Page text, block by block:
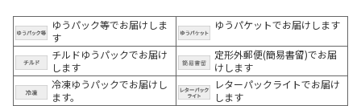
ゆうパック等でお届けしま
す
ゆうパケットでお届けします
チルドゆうパックでお届け
します
定形外郵便(簡易書留)でお届
けします
冷凍ゆうパックでお届けし
ます。
レターパックライトでお届け
します